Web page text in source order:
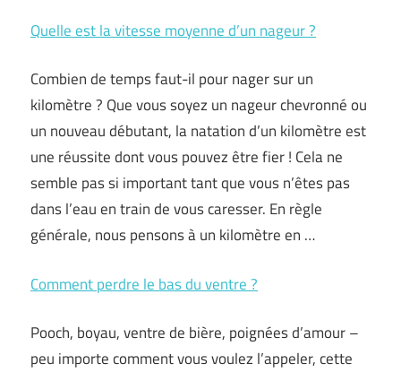
Quelle est la vitesse moyenne d’un nageur ?
Combien de temps faut-il pour nager sur un
kilomètre ? Que vous soyez un nageur chevronné ou
un nouveau débutant, la natation d’un kilomètre est
une réussite dont vous pouvez être fier ! Cela ne
semble pas si important tant que vous n’êtes pas
dans l’eau en train de vous caresser. En règle
générale, nous pensons à un kilomètre en …
Comment perdre le bas du ventre ?
Pooch, boyau, ventre de bière, poignées d’amour –
peu importe comment vous voulez l’appeler, cette